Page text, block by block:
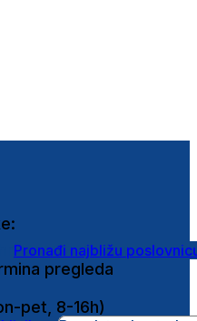
Pronađi najbližu
pregleda
pet, 8-16h)